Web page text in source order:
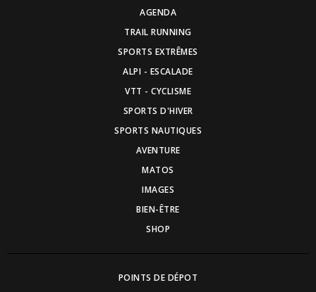
AGENDA
TRAIL RUNNING
SPORTS EXTRÊMES
ALPI - ESCALADE
VTT - CYCLISME
SPORTS D'HIVER
SPORTS NAUTIQUES
AVENTURE
MATOS
IMAGES
BIEN-ÊTRE
SHOP
POINTS DE DÉPOT